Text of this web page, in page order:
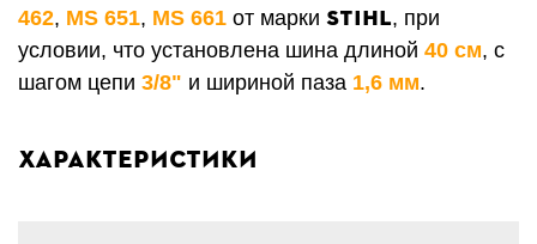
462, MS 651, MS 661 от марки STIHL, при
условии, что установлена шина длиной 40 см, с
шагом цепи 3/8" и шириной паза 1,6 мм.
Характеристики